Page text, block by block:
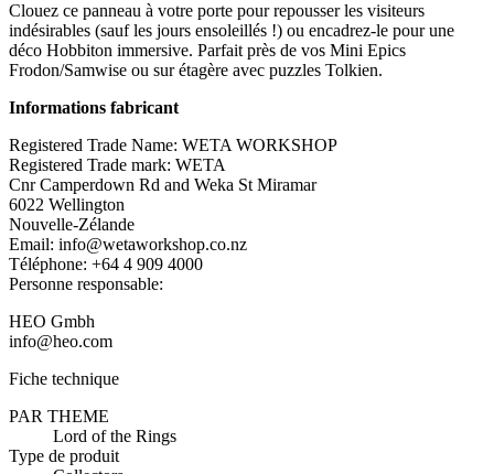
Clouez ce panneau à votre porte pour repousser les visiteurs
indésirables (sauf les jours ensoleillés !) ou encadrez-le pour une
déco Hobbiton immersive. Parfait près de vos Mini Epics
Frodon/Samwise ou sur étagère avec puzzles Tolkien.
Informations fabricant
Registered Trade Name: WETA WORKSHOP
Registered Trade mark: WETA
Cnr Camperdown Rd and Weka St Miramar
6022 Wellington
Nouvelle-Zélande
Email: info@wetaworkshop.co.nz
Téléphone: +64 4 909 4000
Personne responsable:
HEO Gmbh
info@heo.com
Fiche technique
PAR THEME
Lord of the Rings
Type de produit